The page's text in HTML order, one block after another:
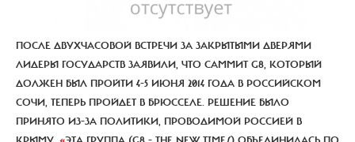
ПОСЛЕ ДВУХЧАСОВОЙ ВСТРЕЧИ ЗА ЗАКРЫТЫМИ ДВЕРЯМИ
ЛИДЕРЫ ГОСУДАРСТВ ЗАЯВИЛИ, ЧТО САММИТ G8, КОТОРЫЙ
ДОЛЖЕН БЫЛ ПРОЙТИ 4-5 ИЮНЯ 2014 ГОДА В РОССИЙСКОМ
СОЧИ, ТЕПЕРЬ ПРОЙДЕТ В БРЮССЕЛЕ. РЕШЕНИЕ БЫЛО
ПРИНЯТО ИЗ-ЗА ПОЛИТИКИ, ПРОВОДИМОЙ РОССИЕЙ В